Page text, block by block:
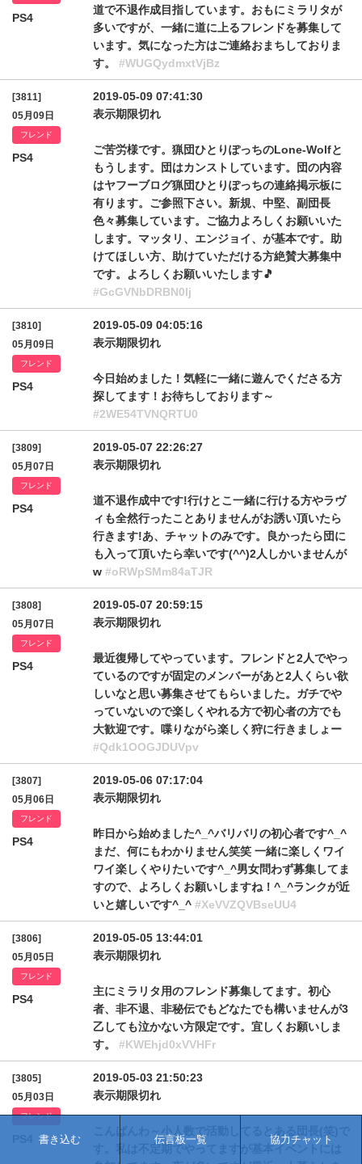
PS4
道で不退作成目指しています。おもにミラリタが
多いですが、一緒に道に上るフレンドを募集して
います。気になった方はご連絡おまちしておりま
す。 #WUGQydmxtVjBz
[3811]
05月09日
フレンド
PS4
2019-05-09 07:41:30
表示期限切れ
ご苦労様です。猟団ひとりぽっちのLone-Wolfと
もうします。団はカンストしています。団の内容
はヤフーブログ猟団ひとりぽっちの連絡掲示板に
有ります。ご参照下さい。新規、中堅、副団長
色々募集しています。ご協力よろしくお願いいた
します。マッタリ、エンジョイ、が基本です。助
けてほしい方、助けていただける方絶賛大募集中
です。よろしくお願いいたします🎵
#GcGVNbDRBN0lj
[3810]
05月09日
フレンド
PS4
2019-05-09 04:05:16
表示期限切れ
今日始めました！気軽に一緒に遊んでくださる方
探してます！お待ちしております～
#2WE54TVNQRTU0
[3809]
05月07日
フレンド
PS4
2019-05-07 22:26:27
表示期限切れ
道不退作成中です!行けとこ一緒に行ける方やラヴ
ィも全然行ったことありませんがお誘い頂いたら
行きます!あ、チャットのみです。良かったら団に
も入って頂いたら幸いです(^^)2人しかいませんが
w #oRWpSMm84aTJR
[3808]
05月07日
フレンド
PS4
2019-05-07 20:59:15
表示期限切れ
最近復帰してやっています。フレンドと2人でやっ
ているのですが固定のメンバーがあと2人くらい欲
しいなと思い募集させてもらいました。ガチでや
っていないので楽しくやれる方で初心者の方でも
大歓迎です。喋りながら楽しく狩に行きましょー
#Qdk1OOGJDUVpv
[3807]
05月06日
フレンド
PS4
2019-05-06 07:17:04
表示期限切れ
昨日から始めました^_^バリバリの初心者です^_^
まだ、何にもわかりません笑笑 一緒に楽しくワイ
ワイ楽しくやりたいです^_^男女問わず募集してま
すので、よろしくお願いしますね！^_^ランクが近
いと嬉しいです^_^ #XeVVZQVBseUU4
[3806]
05月05日
フレンド
PS4
2019-05-05 13:44:01
表示期限切れ
主にミラリタ用のフレンド募集してます。初心
者、非不退、非秘伝でもどなたでも構いませんが3
乙しても泣かない方限定です。宜しくお願いしま
す。 #KWEhjd0xVVHFr
[3805]
05月03日
フレンド
2019-05-03 21:50:23
表示期限切れ
す。私は不定期でやってますが基本イベントには
書き込む 伝言板一覧 協力チャット